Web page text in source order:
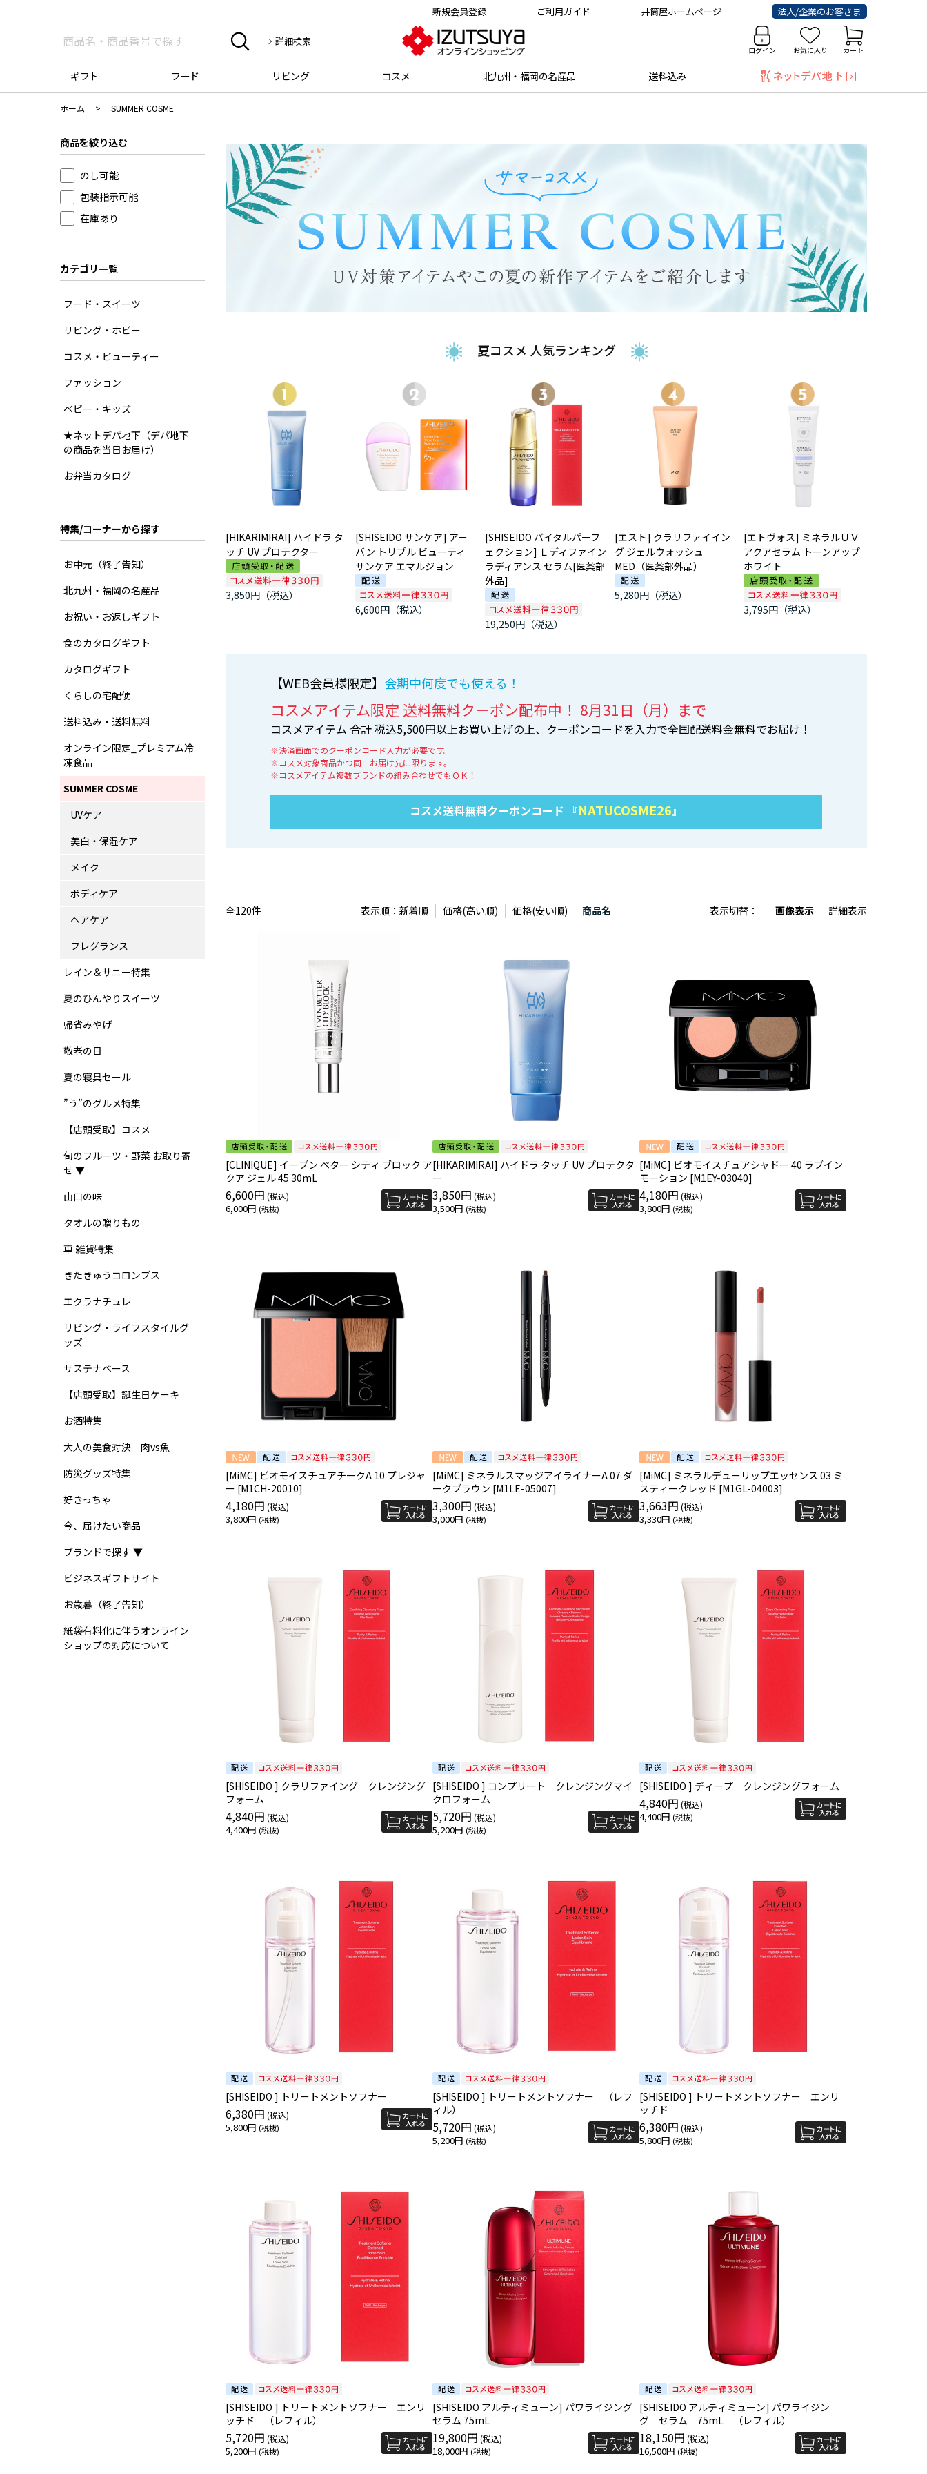
新規会員登録 ご利用ガイド 井筒屋ホームページ 法人/企業のお客さま
詳細検索
ログイン お気に入り カート
ギフト フード リビング コスメ 北九州・福岡の名産品 送料込み
ホーム > SUMMER COSME
商品を絞り込む
のし可能
包装指示可能
在庫あり
カテゴリ一覧
フード・スイーツ
リビング・ホビー
コスメ・ビューティー
ファッション
ベビー・キッズ
★ネットデパ地下（デパ地下
の商品を当日お届け）
お弁当カタログ
特集/コーナーから探す
お中元（終了告知）
北九州・福岡の名産品
お祝い・お返しギフト
食のカタログギフト
カタログギフト
くらしの宅配便
送料込み・送料無料
オンライン限定_プレミアム冷
凍食品
SUMMER COSME
UVケア
美白・保湿ケア
メイク
ボディケア
ヘアケア
フレグランス
レイン＆サニー特集
夏のひんやりスイーツ
帰省みやげ
敬老の日
夏の寝具セール
”う”のグルメ特集
【店頭受取】コスメ
旬のフルーツ・野菜 お取り寄
せ ▼
山口の味
タオルの贈りもの
車 雑貨特集
きたきゅうコロンブス
エクラナチュレ
リビング・ライフスタイルグ
ッズ
サステナベース
【店頭受取】誕生日ケーキ
お酒特集
大人の美食対決 肉vs魚
防災グッズ特集
好きっちゃ
今、届けたい商品
ブランドで探す ▼
ビジネスギフトサイト
お歳暮（終了告知）
紙袋有料化に伴うオンライン
ショップの対応について
夏コスメ 人気ランキング
[HIKARIMIRAI] ハイドラ タ
ッチ UV プロテクター
3,850円
[SHISEIDO サンケア] アー
バン トリプル ビューティ
サンケア エマルジョン
6,600円
[SHISEIDO バイタルパーフ
ェクション] Ｌディファイン
ラディアンス セラム[医薬部
外品]
19,250円
[エスト] クラリファイイン
グ ジェルウォッシュ
MED（医薬部外品）
5,280円
[エトヴォス] ミネラルＵＶ
アクアセラム トーンアップ
ホワイト
3,795円
【WEB会員様限定】 会期中何度でも使える！
コスメアイテム限定 送料無料クーポン配布中！ 8月31日（月）まで
コスメアイテム 合計 税込5,500円以上お買い上げの上、クーポンコードを入力で全国配送料金無料でお届け！
※決済画面でのクーポンコード入力が必要です。
※コスメ対象商品かつ同一お届け先に限ります。
※コスメアイテム複数ブランドの組み合わせでもＯＫ！
コスメ送料無料クーポンコード 『NATUCOSME26』
全120件 表示順： 新着順 価格(高い順) 価格(安い順) 商品名 表示切替： 画像表示 詳細表示
[CLINIQUE] イーブン ベター シティ ブロック ア
クア ジェル 45 30mL
6,600円
6,000円
[HIKARIMIRAI] ハイドラ タッチ UV プロテクタ
ー
3,850円
3,500円
[MiMC] ビオモイスチュアシャドー 40 ラブイン
モーション [M1EY-03040]
4,180円
3,800円
[MiMC] ビオモイスチュアチークA 10 プレジャ
ー [M1CH-20010]
4,180円
3,800円
[MiMC] ミネラルスマッジアイライナーA 07 ダ
ークブラウン [M1LE-05007]
3,300円
3,000円
[MiMC] ミネラルデューリップエッセンス 03 ミ
スティークレッド [M1GL-04003]
3,663円
3,330円
[SHISEIDO ] クラリファイング クレンジング
フォーム
4,840円
4,400円
[SHISEIDO ] コンプリート クレンジングマイ
クロフォーム
5,720円
5,200円
[SHISEIDO ] ディープ クレンジングフォーム
4,840円
4,400円
[SHISEIDO ] トリートメントソフナー
6,380円
5,800円
[SHISEIDO ] トリートメントソフナー （レフ
ィル）
5,720円
5,200円
[SHISEIDO ] トリートメントソフナー エンリ
ッチド
6,380円
5,800円
[SHISEIDO ] トリートメントソフナー エンリ
ッチド （レフィル）
5,720円
5,200円
[SHISEIDO アルティミューン] パワライジング
セラム 75mL
19,800円
18,000円
[SHISEIDO アルティミューン] パワライジン
グ セラム 75mL （レフィル）
18,150円
16,500円